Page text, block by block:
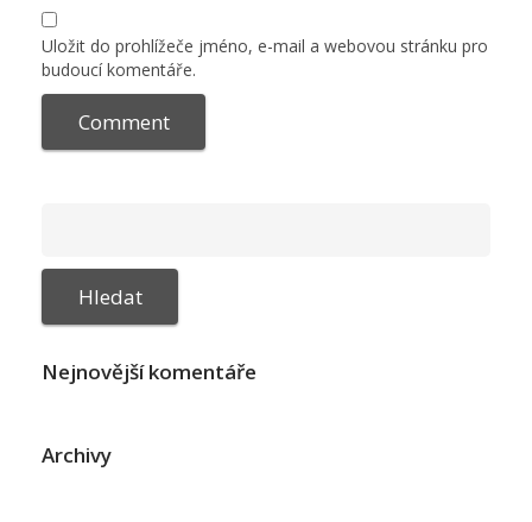
Uložit do prohlížeče jméno, e-mail a webovou stránku pro
budoucí komentáře.
Nejnovější komentáře
Archivy